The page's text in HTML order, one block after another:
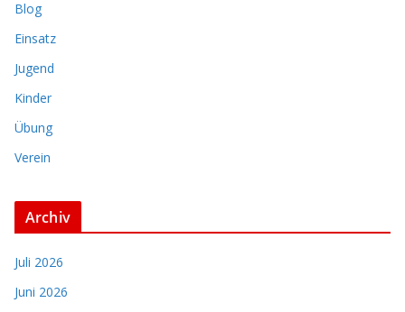
Blog
Einsatz
Jugend
Kinder
Übung
Verein
Archiv
Juli 2026
Juni 2026